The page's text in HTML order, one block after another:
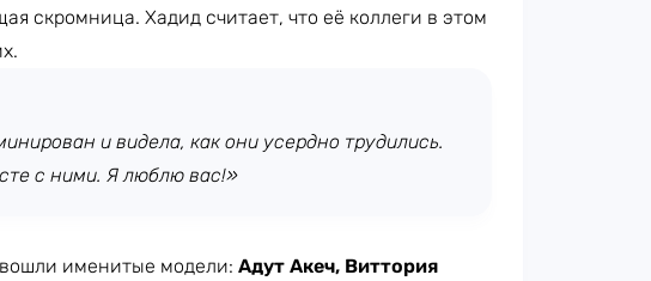
скромница. Хадид считает, что её коллеги в этом
и видела, как они усердно трудились.
с ними. Я люблю вас!»
именитые модели: Адут Акеч, Виттория